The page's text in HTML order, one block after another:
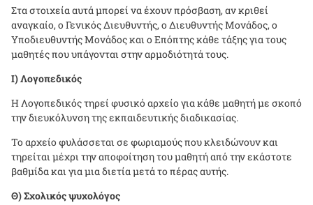
Στα στοιχεία αυτά μπορεί να έχουν πρόσβαση, αν κριθεί
αναγκαίο, ο Γενικός Διευθυντής, ο Διευθυντής Μονάδος, ο
Υποδιευθυντής Μονάδος και ο Επόπτης κάθε τάξης για τους
μαθητές που υπάγονται στην αρμοδιότητά τους.
Ι) Λογοπεδικός
Η Λογοπεδικός τηρεί φυσικό αρχείο για κάθε μαθητή με σκοπό
την διευκόλυνση της εκπαιδευτικής διαδικασίας.
Το αρχείο φυλάσσεται σε φωριαμούς που κλειδώνουν και
τηρείται μέχρι την αποφοίτηση του μαθητή από την εκάστοτε
βαθμίδα και για μια διετία μετά το πέρας αυτής.
Θ) Σχολικός ψυχολόγος